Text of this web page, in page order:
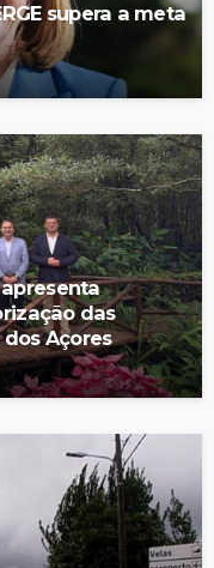
supera a meta
apresenta
das
Açores